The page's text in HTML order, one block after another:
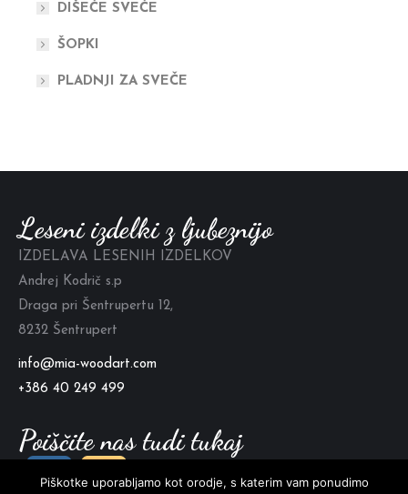
DIŠEČE SVEČE
ŠOPKI
PLADNJI ZA SVEČE
Leseni izdelki z ljubeznijo
IZDELAVA LESENIH IZDELKOV
Andrej Kodrič s.p
Draga pri Šentrupertu 12,
8232 Šentrupert
info@mia-woodart.com
+386 40 249 499
Poiščite nas tudi tukaj
Piškotke uporabljamo kot orodje, s katerim vam ponudimo